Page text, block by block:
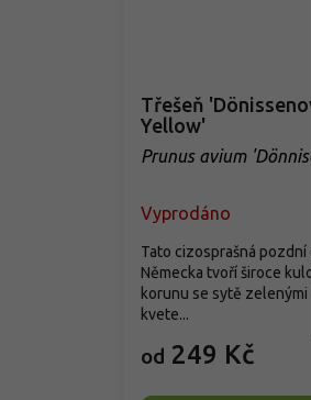
Třešeň
Yellow'
Prunus avium
Vyprodáno
od 249 Kč
Tato cizosprašná pozdní
Německa tvoří široce
korunu se sytě zelenými
kvete...